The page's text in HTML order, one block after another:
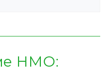
НМО: